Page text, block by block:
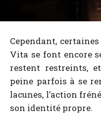
Cependant,
Vita se font encore
restent restreints,
peine parfois à se
lacunes, l’action
son identité propre.